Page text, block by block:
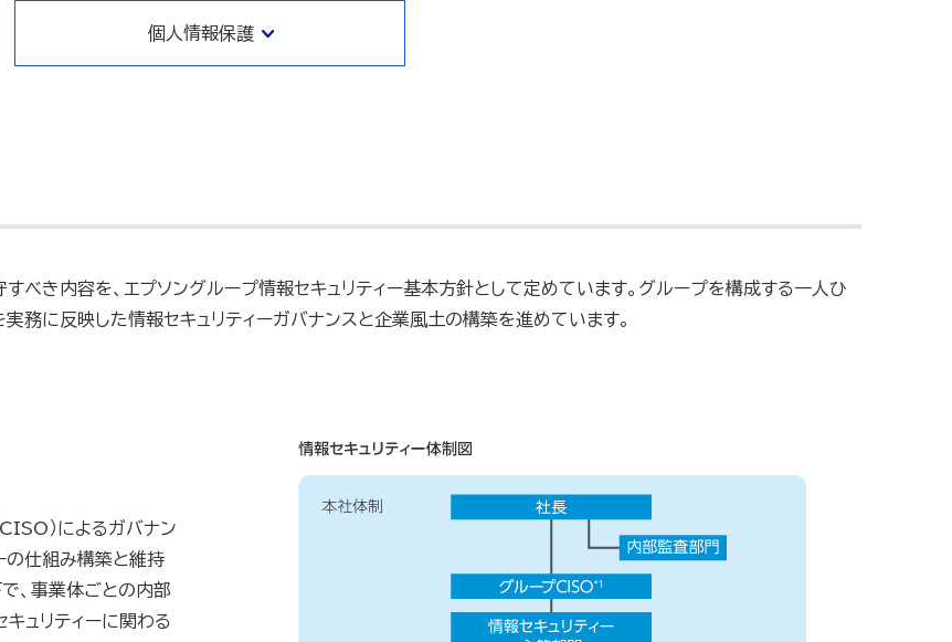
個人情報保護
べき内容を、エプソングループ情報セキュリティー基本方針として定めています。グループを構成する一人ひ
務に反映した情報セキュリティーガバナンスと企業風土の構築を進めています。
）によるガバナン
の仕組み構築と維持
、事業体ごとの内部
ュリティーに関わる